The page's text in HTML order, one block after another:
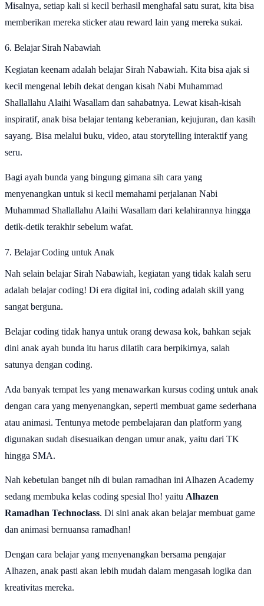
Misalnya, setiap kali si kecil berhasil menghafal satu surat, kita bisa
memberikan mereka sticker atau reward lain yang mereka sukai.
6. Belajar Sirah Nabawiah
Kegiatan keenam adalah belajar Sirah Nabawiah. Kita bisa ajak si
kecil mengenal lebih dekat dengan kisah Nabi Muhammad
Shallallahu Alaihi Wasallam dan sahabatnya. Lewat kisah-kisah
inspiratif, anak bisa belajar tentang keberanian, kejujuran, dan kasih
sayang. Bisa melalui buku, video, atau storytelling interaktif yang
seru.
Bagi ayah bunda yang bingung gimana sih cara yang
menyenangkan untuk si kecil memahami perjalanan Nabi
Muhammad Shallallahu Alaihi Wasallam dari kelahirannya hingga
detik-detik terakhir sebelum wafat.
7. Belajar Coding untuk Anak
Nah selain belajar Sirah Nabawiah, kegiatan yang tidak kalah seru
adalah belajar coding! Di era digital ini, coding adalah skill yang
sangat berguna.
Belajar coding tidak hanya untuk orang dewasa kok, bahkan sejak
dini anak ayah bunda itu harus dilatih cara berpikirnya, salah
satunya dengan coding.
Ada banyak tempat les yang menawarkan kursus coding untuk anak
dengan cara yang menyenangkan, seperti membuat game sederhana
atau animasi. Tentunya metode pembelajaran dan platform yang
digunakan sudah disesuaikan dengan umur anak, yaitu dari TK
hingga SMA.
Nah kebetulan banget nih di bulan ramadhan ini Alhazen Academy
sedang membuka kelas coding spesial lho! yaitu Alhazen
Ramadhan Technoclass. Di sini anak akan belajar membuat game
dan animasi bernuansa ramadhan!
Dengan cara belajar yang menyenangkan bersama pengajar
Alhazen, anak pasti akan lebih mudah dalam mengasah logika dan
kreativitas mereka.